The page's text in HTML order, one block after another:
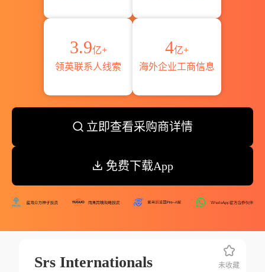
3.9亿+
领英联系人线索
4亿+
海外企业工商信息
立即查看采购商详情
免费下载App
Srs Internationals 未收藏